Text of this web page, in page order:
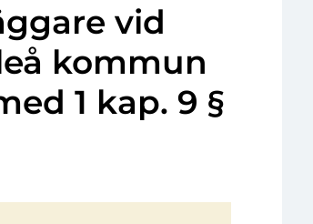
vid
kommun
1 kap. 9 §